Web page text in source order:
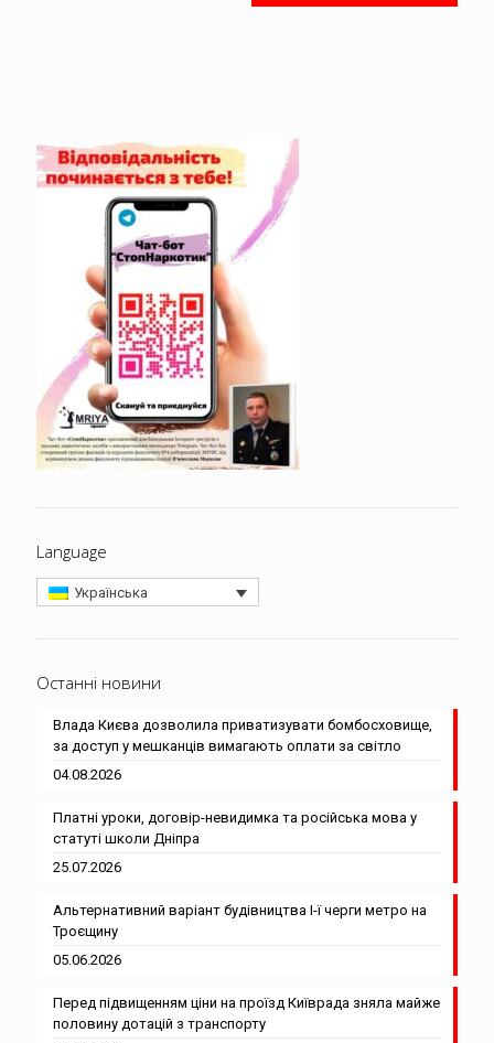
Language
Українська
Останні новини
Влада Києва дозволила приватизувати бомбосховище,
за доступ у мешканців вимагають оплати за світло
04.08.2026
Платні уроки, договір-невидимка та російська мова у
статуті школи Дніпра
25.07.2026
Альтернативний варіант будівництва І-ї черги метро на
Троєщину
05.06.2026
Перед підвищенням ціни на проїзд Київрада зняла майже
половину дотацій з транспорту